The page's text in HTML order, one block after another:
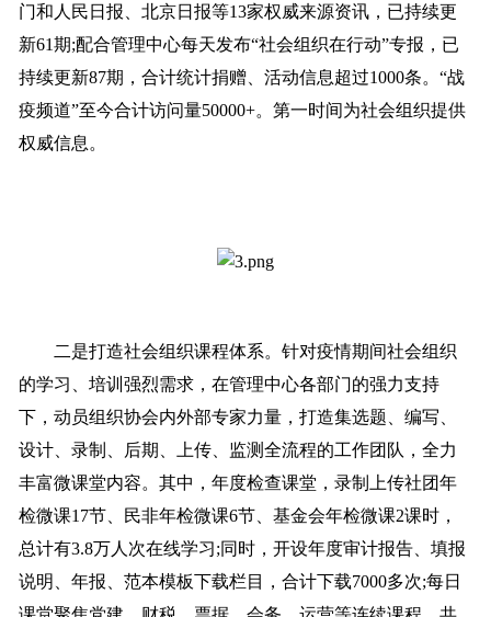
门和人民日报、北京日报等13家权威来源资讯，已持续更
新61期;配合管理中心每天发布“社会组织在行动”专报，已
持续更新87期，合计统计捐赠、活动信息超过1000条。“战
疫频道”至今合计访问量50000+。第一时间为社会组织提供
权威信息。
二是打造社会组织课程体系。针对疫情期间社会组织
的学习、培训强烈需求，在管理中心各部门的强力支持
下，动员组织协会内外部专家力量，打造集选题、编写、
设计、录制、后期、上传、监测全流程的工作团队，全力
丰富微课堂内容。其中，年度检查课堂，录制上传社团年
检微课17节、民非年检微课6节、基金会年检微课2课时，
总计有3.8万人次在线学习;同时，开设年度审计报告、填报
说明、年报、范本模板下载栏目，合计下载7000多次;每日